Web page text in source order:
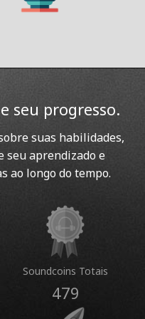
seu progresso.
suas habilidades,
seu aprendizado e
ao longo do tempo.
Soundcoins Totais
479